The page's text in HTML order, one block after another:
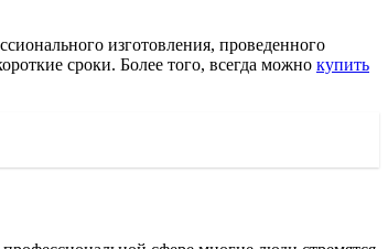
изготовления, проведенного
сроки. Более того, всегда можно купить